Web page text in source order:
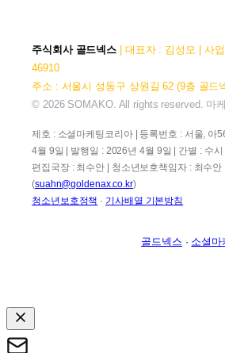
주식회사 골드넥스 | 대표자 : 김성모 | 사
46910
주소 : 서울시 성동구 상원길 62 (9층 골드
© 2026 SOMAKO. All rights reserved. 마
제호 : 소셜마케팅코리아 | 등록번호 : 서울, 아
4월 9일 | 발행일 : 2026년 4월 9일 | 간별 : 수시
편집국장 : 최수안 | 청소년보호책임자 : 최수안
(suahn@goldenax.co.kr)
청소년보호정책 · 기사배열 기본방침
골드넥스 · 소셜마